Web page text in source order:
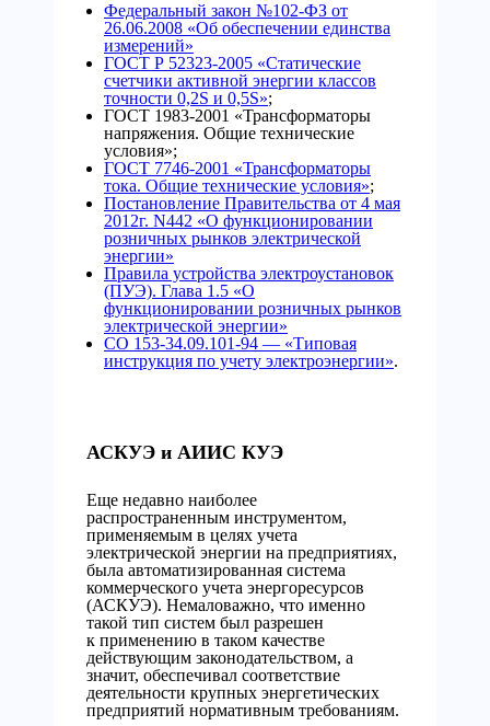
Федеральный закон №102-ФЗ от
26.06.2008 «Об обеспечении единства
измерений»
ГОСТ Р 52323-2005 «Статические
счетчики активной энергии классов
точности 0,2S и 0,5S»;
ГОСТ 1983-2001 «Трансформаторы
напряжения. Общие технические
условия»;
ГОСТ 7746-2001 «Трансформаторы
тока. Общие технические условия»;
Постановление Правительства от 4 мая
2012г. N442 «О функционировании
розничных рынков электрической
энергии»
Правила устройства электроустановок
(ПУЭ). Глава 1.5 «О
функционировании розничных рынков
электрической энергии»
СО 153-34.09.101-94 — «Типовая
инструкция по учету электроэнергии».
АСКУЭ и АИИС КУЭ
Еще недавно наиболее
распространенным инструментом,
применяемым в целях учета
электрической энергии на предприятиях,
была автоматизированная система
коммерческого учета энергоресурсов
(АСКУЭ). Немаловажно, что именно
такой тип систем был разрешен
к применению в таком качестве
действующим законодательством, а
значит, обеспечивал соответствие
деятельности крупных энергетических
предприятий нормативным требованиям.